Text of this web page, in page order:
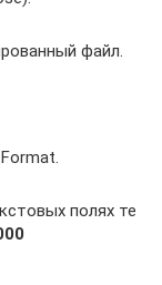
файл.
полях те